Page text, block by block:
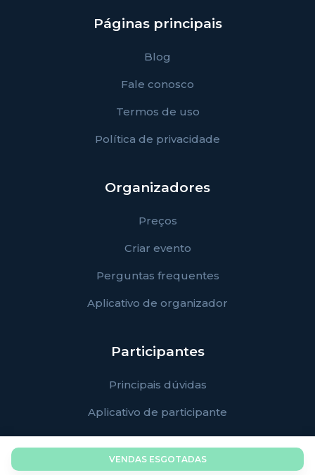
VENDAS ESGOTADAS
Páginas principais
Blog
Fale conosco
Termos de uso
Política de privacidade
Organizadores
Preços
Criar evento
Perguntas frequentes
Aplicativo de organizador
Participantes
Principais dúvidas
Aplicativo de participante